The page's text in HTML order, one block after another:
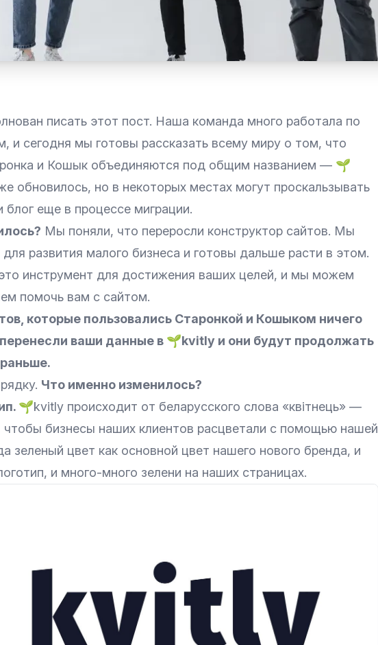
писать этот пост. Наша команда много работала по
и сегодня мы готовы рассказать всему миру о том, что
и Кошык объединяются под общим названием — 🌱
обновилось, но в некоторых местах могут проскальзывать
блог еще в процессе миграции.
Мы поняли, что переросли конструктор сайтов. Мы
развития малого бизнеса и готовы дальше расти в этом.
инструмент для достижения ваших целей, и мы можем
помочь вам с сайтом.
которые пользовались Старонкой и Кошыком ничего
ваши данные в 🌱kvitly и они будут продолжать
Что именно изменилось?
🌱kvitly происходит от беларусского слова «квітнець» —
бизнесы наших клиентов расцветали с помощью нашей
зеленый цвет как основной цвет нашего нового бренда, и
и много-много зелени на наших страницах.